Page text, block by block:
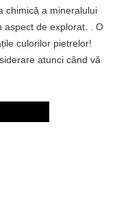
chimică a mineralului
aspect de explorat. . O
culorilor pietrelor!
atunci când vă